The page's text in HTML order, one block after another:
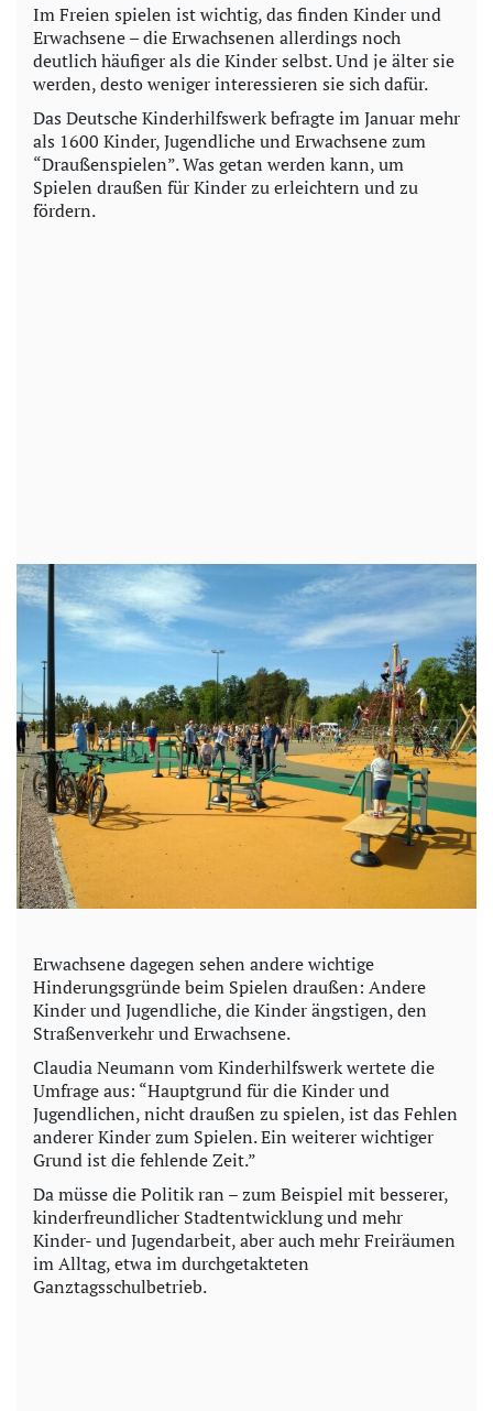
Im Freien spielen ist wichtig, das finden Kinder und
Erwachsene – die Erwachsenen allerdings noch
deutlich häufiger als die Kinder selbst. Und je älter sie
werden, desto weniger interessieren sie sich dafür.
Das Deutsche Kinderhilfswerk befragte im Januar mehr
als 1600 Kinder, Jugendliche und Erwachsene zum
“Draußenspielen”. Was getan werden kann, um
Spielen draußen für Kinder zu erleichtern und zu
fördern.
Erwachsene dagegen sehen andere wichtige
Hinderungsgründe beim Spielen draußen: Andere
Kinder und Jugendliche, die Kinder ängstigen, den
Straßenverkehr und Erwachsene.
Claudia Neumann vom Kinderhilfswerk wertete die
Umfrage aus: “Hauptgrund für die Kinder und
Jugendlichen, nicht draußen zu spielen, ist das Fehlen
anderer Kinder zum Spielen. Ein weiterer wichtiger
Grund ist die fehlende Zeit.”
Da müsse die Politik ran – zum Beispiel mit besserer,
kinderfreundlicher Stadtentwicklung und mehr
Kinder- und Jugendarbeit, aber auch mehr Freiräumen
im Alltag, etwa im durchgetakteten
Ganztagsschulbetrieb.